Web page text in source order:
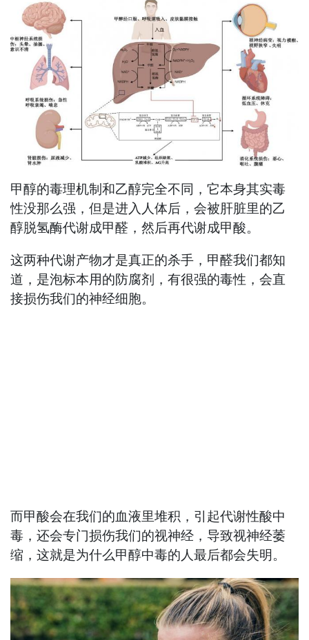
甲醇的毒理机制和乙醇完全不同，它本身其实毒
性没那么强，但是进入人体后，会被肝脏里的乙
醇脱氢酶代谢成甲醛，然后再代谢成甲酸。
这两种代谢产物才是真正的杀手，甲醛我们都知
道，是泡标本用的防腐剂，有很强的毒性，会直
接损伤我们的神经细胞。
而甲酸会在我们的血液里堆积，引起代谢性酸中
毒，还会专门损伤我们的视神经，导致视神经萎
缩，这就是为什么甲醇中毒的人最后都会失明。